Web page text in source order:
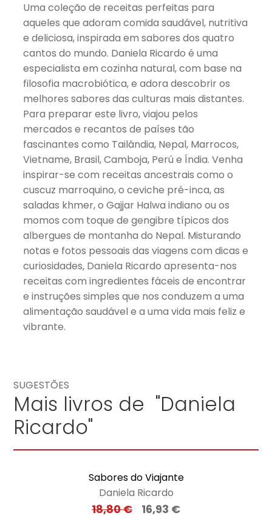
Uma coleção de receitas perfeitas para
aqueles que adoram comida saudável, nutritiva
e deliciosa, inspirada em sabores dos quatro
cantos do mundo. Daniela Ricardo é uma
especialista em cozinha natural, com base na
filosofia macrobiótica, e adora descobrir os
melhores sabores das culturas mais distantes.
Para preparar este livro, viajou pelos
mercados e recantos de países tão
fascinantes como Tailândia, Nepal, Marrocos,
Vietname, Brasil, Camboja, Perú e Índia. Venha
inspirar-se com receitas ancestrais como o
cuscuz marroquino, o ceviche pré-inca, as
saladas khmer, o Gajjar Halwa indiano ou os
momos com toque de gengibre típicos dos
albergues de montanha do Nepal. Misturando
notas e fotos pessoais das viagens com dicas e
curiosidades, Daniela Ricardo apresenta-nos
receitas com ingredientes fáceis de encontrar
e instruções simples que nos conduzem a uma
alimentação saudável e a uma vida mais feliz e
vibrante.
SUGESTÕES
Mais livros de "Daniela
Ricardo"
Sabores do Viajante
Daniela Ricardo
18,80€ 16,93 €